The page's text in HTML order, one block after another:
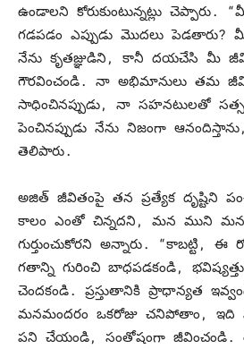
ఉండాలని కోరుకుంటున్నట్లు చెప్పారు.
గడపడం ఎప్పుడు మొదలు పెడతారు?
నేను కృతజ్ఞుడిని, కానీ దయచేసి మీ
గౌరవించండి. నా అభిమానులు తమ
సాధించినప్పుడు, నా సహనటులతో
పెంచినప్పుడు నేను నిజంగా
తెలిపారు.
అజిత్ జీవితంపై తన ప్రత్యేక దృష్టిని
కాలం ఎంతో చిన్నదని, మన ముని
గుర్తుంచుకోరని అన్నారు. “కాబట్టి, ఈ
గతాన్ని గురించి బాధపడకండి,
చెందకండి. ప్రస్తుతానికి ప్రాధాన్యత
మనమందరం ఒకరోజు చనిపోతాం, ఇది
పని చేయండి, సంతోషంగా జీవించండి.